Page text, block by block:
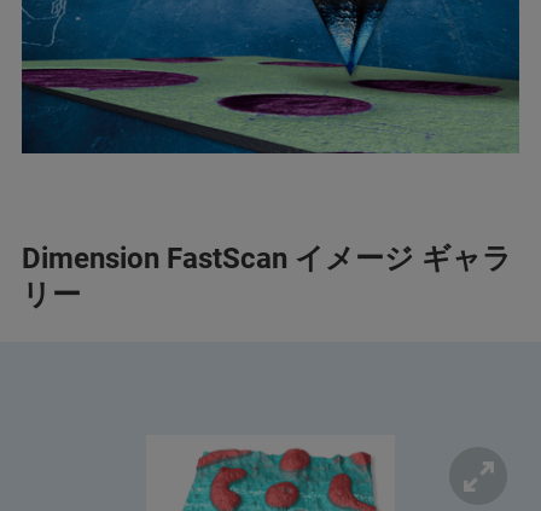
Dimension FastScan イメージ ギャラ
リー